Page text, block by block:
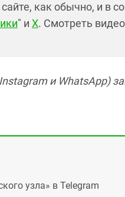
как обычно, и в
" и X. Смотреть
и WhatsApp)
узла» в Telegram